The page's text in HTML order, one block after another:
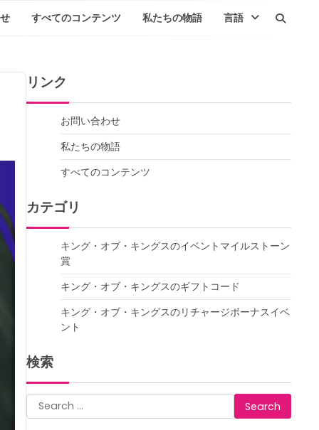
すべてのコンテンツ 私たちの物語 言語
リンク
お問い合わせ
私たちの物語
すべてのコンテンツ
カテゴリ
キング・オブ・キングスのイベントマイルストーン
賞
キング・オブ・キングスのギフトコード
キング・オブ・キングスのリチャージボーナスイベ
ント
検索
Search
for: